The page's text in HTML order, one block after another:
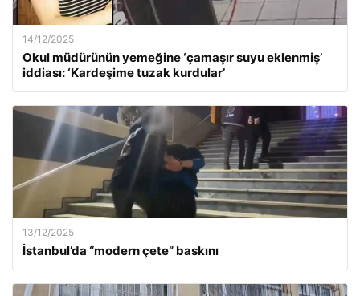
14/12/2025
Okul müdürünün yemeğine ‘çamaşır suyu eklenmiş’
iddiası: ‘Kardeşime tuzak kurdular’
13/12/2025
İstanbul’da “modern çete” baskını